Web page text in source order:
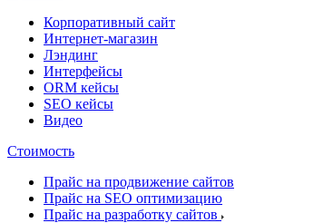
Корпоративный сайт
Интернет-магазин
Лэндинг
Интерфейсы
ORM кейсы
SEO кейсы
Видео
Стоимость
Прайс на продвижение сайтов
Прайс на SEO оптимизацию
Прайс на разработку сайтов